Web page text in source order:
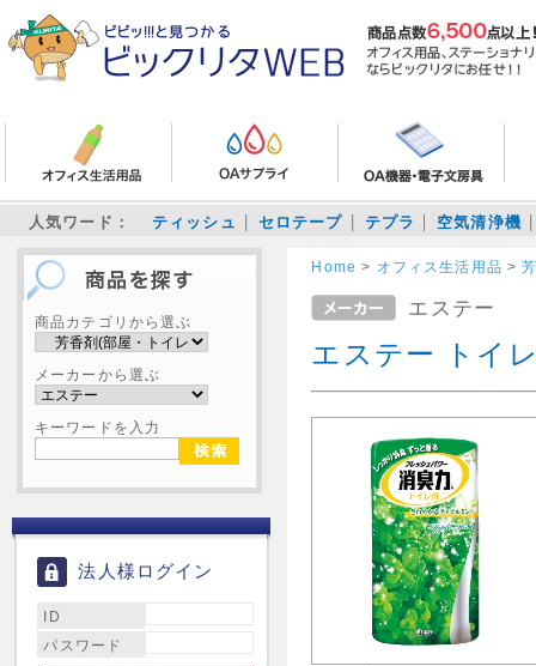
人気ワード： ティッシュ セロテープ テプラ 空気清浄機
商品カテゴリから選ぶ
メーカーから選ぶ
キーワードを入力
法人様ログイン
ID
パスワード
Home > オフィス生活用品 >
エステー
エステー トイ